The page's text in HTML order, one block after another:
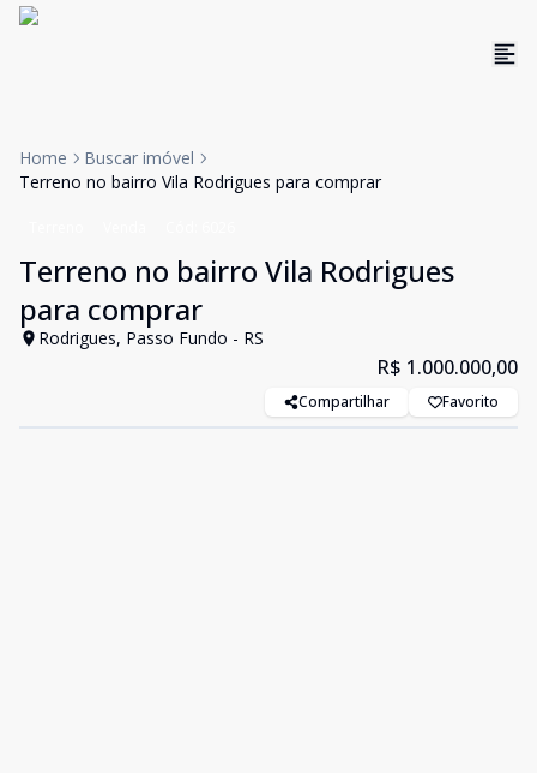
Home
Buscar imóvel
Terreno no bairro Vila Rodrigues para comprar
Terreno no bairro Vila Rodrigues
para comprar
Rodrigues, Passo Fundo - RS
R$ 1.000.000,00
Compartilhar Favorito